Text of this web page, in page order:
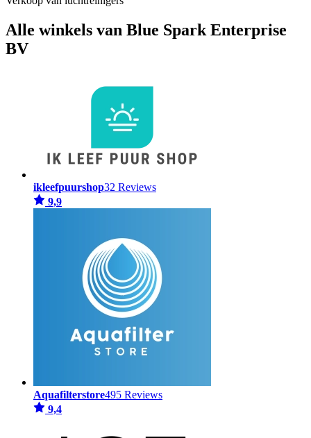
Alle winkels van Blue Spark Enterprise
BV
ikleefpuurshop32 Reviews
9,9
Aquafilterstore495 Reviews
9,4